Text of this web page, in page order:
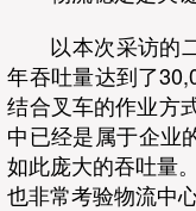
以本次采访的
年吞吐量达到了
结合叉车的作业方
中已经是属于企业
如此庞大的吞吐量
也非常考验物流中